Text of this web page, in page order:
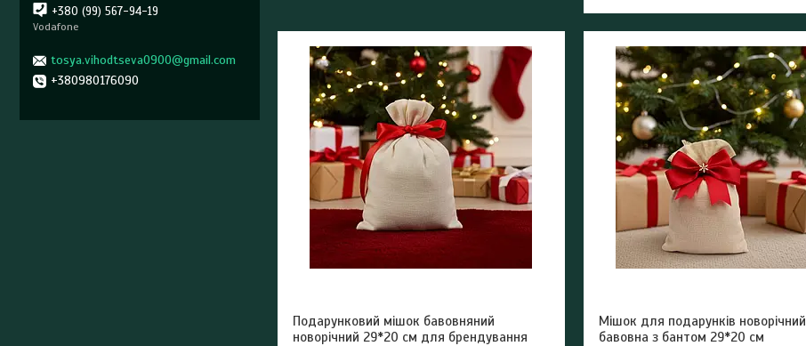
Подарунковий мішок бавовняний
новорічний 29*20 см для брендування
Мішок для подарунків новорічний
бавовна з бантом 29*20 см
+380 (99) 567-94-19
Vodafone
tosya.vihodtseva0900@gmail.com
+380980176090